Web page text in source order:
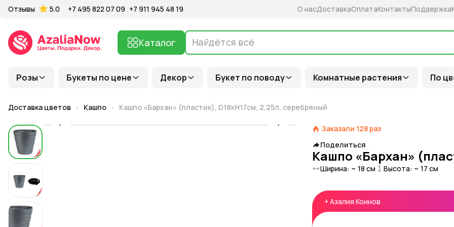
Розы Букеты по цене Декор Букет по поводу Комнатные растения По
Каталог
Отзывы 5.0 +7 495 822 07 09 +7 911 945 48 19 О насДоставкаОплатаКонтактыПоддержка
Доставка цветов Кашпо Кашпо «Бархан» (пластик), D18xH17см, 2,25л, серебряный
Заказали 128 раз
Поделиться
Кашпо «Бархан»
Ширина: ~ 18 см Высота: ~ 17 см
+ Азалия Коинов